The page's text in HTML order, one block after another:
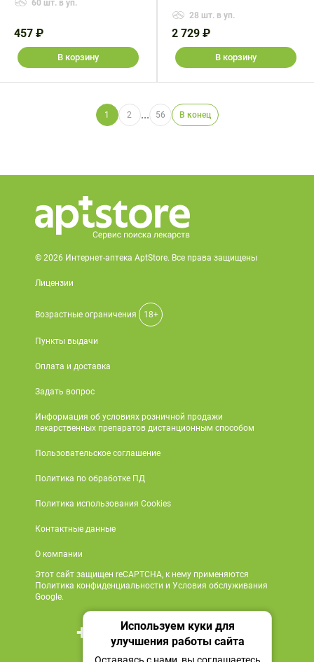
60 шт. в уп.
457 ₽
В корзину
28 шт. в уп.
2 729 ₽
В корзину
1 2 ... 56 В конец
© 2026 Интернет-аптека AptStore. Все права защищены
Лицензии
Возрастные ограничения 18+
Пункты выдачи
Оплата и доставка
Задать вопрос
Информация об условиях розничной продажи
лекарственных препаратов дистанционным способом
Пользовательское соглашение
Политика по обработке ПД
Политика использования Cookies
Контактные данные
О компании
Этот сайт защищен reCAPTCHA, к нему применяются
Политика конфиденциальности и Условия обслуживания
Google.
+7 495 419 18 18
Мы в социальных сетях
Используем куки для
улучшения работы сайта